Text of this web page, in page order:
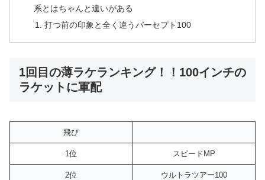
系とはちゃんと違いがある
打つ前の印象と全く違うパーセプト100
1回目の薄ラケランキング！！100インチの
ラケットに軍配
飛び
1位 スピードMP
2位 ウルトラツアー100